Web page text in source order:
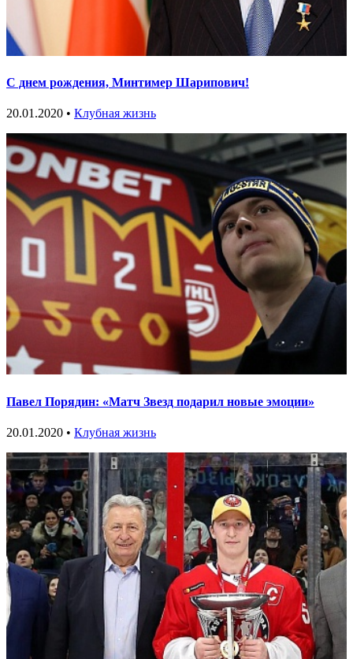
С днем рождения, Минтимер Шарипович!
20.01.2020 • Клубная жизнь
Павел Порядин: «Матч Звезд подарил новые эмоции»
20.01.2020 • Клубная жизнь